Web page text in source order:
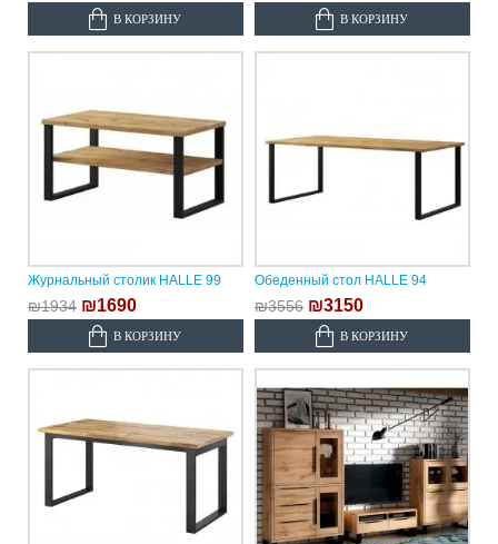
В КОРЗИНУ В КОРЗИНУ
Журнальный столик HALLE 99
₪1934 ₪1690
В КОРЗИНУ
Обеденный стол HALLE 94
₪3556 ₪3150
В КОРЗИНУ